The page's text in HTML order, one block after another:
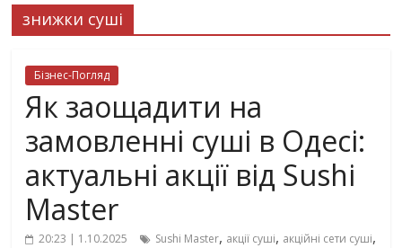
знижки суші
Бізнес-Погляд
Як заощадити на
замовленні суші в Одесі:
актуальні акції від Sushi
Master
20:23 | 1.10.2025 Sushi Master, акції суші, акційні сети суші,